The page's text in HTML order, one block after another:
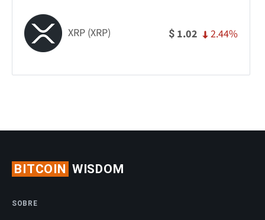
XRP (XRP) $ 1.02 2.44%
BITCOIN WISDOM
SOBRE